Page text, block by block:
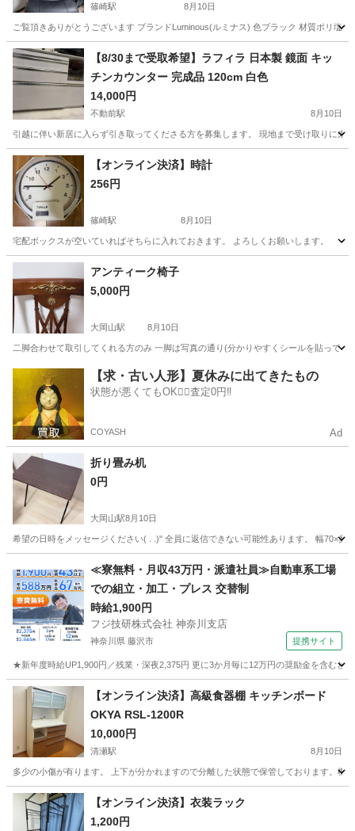
篠崎駅 8月10日
ご覧頂きありがとうございます ブランドLuminous(ルミナス) 色ブラック 材質ポリ塩
東京 江戸川区 篠崎駅 ソファ 合成皮革
【8/30まで受取希望】ラフィラ 日本製 鏡面 キッ
チンカウンター 完成品 120cm 白色
14,000円
不動前駅 8月10日
引越に伴い新居に入らず引き取ってくださる方を募集します。 現地まで受け取りに
東京 目黒区 不動前駅 収納家具
【オンライン決済】時計
256円
篠崎駅 8月10日
宅配ボックスが空いていればそちらに入れておきます。 よろしくお願いします。
東京 江戸川区 時計
アンティーク椅子
5,000円
大岡山駅 8月10日
二脚合わせて取引してくれる方のみ 一脚は写真の通り(分かりやすくシールを貼って
大岡山駅 インテリア雑貨/小物 一脚
【求・古い人形】夏休みに出てきたもの
状態が悪くてもOK🙆‍♀️査定0円‼️
COYASH Ad
折り畳み机
0円
大岡山駅8月10日
希望の日時をメッセージください( . .)" 全員に返信できない可能性あります。 幅70×奥
大岡山駅 オフィス用家具
≪寮無料・月収43万円・派遣社員≫自動車系工場
での組立・加工・プレス 交替制
時給1,900円
フジ技研株式会社 神奈川支店
神奈川県 藤沢市 提携サイト
★新年度時給UP1,900円／残業・深夜2,375円 更に3か月毎に12万円の奨励金を含む
神奈川 藤沢市 その他
【オンライン決済】高級食器棚 キッチンボード
OKYA RSL-1200R
10,000円
清瀬駅 8月10日
多少の小傷が有ります。 上下が分かれますので分離した状態で保管しております。機
東京 東久留米市 清瀬駅 収納家具
【オンライン決済】衣装ラック
1,200円